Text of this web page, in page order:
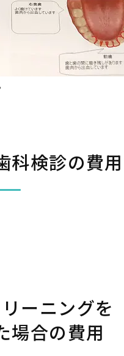
科検診の費用
ーニングを
場合の費用